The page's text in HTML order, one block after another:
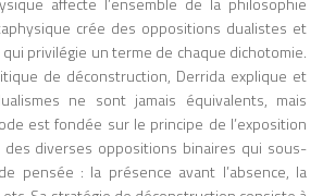
crée des oppositions dualistes et
privilégie un terme de chaque dichotomie.
de déconstruction, Derrida explique et
ne sont jamais équivalents, mais
est fondée sur le principe de l’exposition
diverses oppositions binaires qui sous-
pensée : la présence avant l’absence, la
langues et une circulation massive des
textes. En opposition, les sociétés orales,
caractérisées par la communication
directe et la mémoire collective, étaient
régies par une perception globale et
simultanée des événements. La Galaxie
Gutenberg introduit ainsi l’un des
concepts centraux de McLuhan : l’idée que